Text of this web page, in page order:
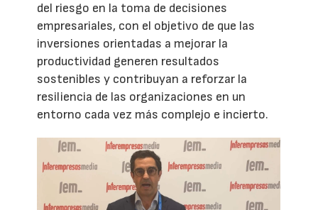
del riesgo en la toma de decisiones
empresariales, con el objetivo de que las
inversiones orientadas a mejorar la
productividad generen resultados
sostenibles y contribuyan a reforzar la
resiliencia de las organizaciones en un
entorno cada vez más complejo e incierto.